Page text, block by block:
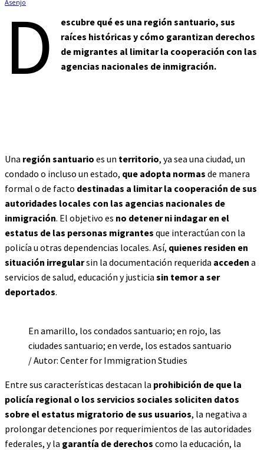
D
escubre qué es una región santuario, sus
raíces históricas y cómo garantizan derechos
de migrantes al limitar la cooperación con las
agencias nacionales de inmigración.
Una región santuario es un territorio, ya sea una ciudad, un
condado o incluso un estado, que adopta normas de manera
formal o de facto destinadas a limitar la cooperación de sus
autoridades locales con las agencias nacionales de
inmigración. El objetivo es no detener ni indagar en el
estatus de las personas migrantes que interactúan con la
policía u otras dependencias locales. Así, quienes residen en
situación irregularsin la documentación requerida acceden a
servicios de salud, educación y justicia sin temor a ser
deportados.
En amarillo, los condados santuario; en rojo, las
ciudades santuario; en verde, los estados santuario
/ Autor: Center for Immigration Studies
Entre sus características destacan la prohibición de que la
policía regional o los servicios sociales soliciten datos
sobre el estatus migratorio de sus usuarios, la negativa a
prolongar detenciones por requerimientos de las autoridades
federales, y la garantía de derechos como la educación, la